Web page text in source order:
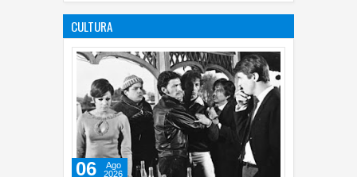
CULTURA
06
Ago
2026